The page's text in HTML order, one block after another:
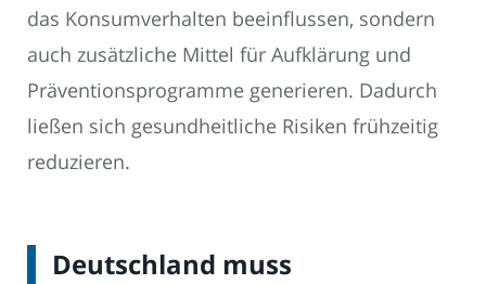
das Konsumverhalten beeinflussen, sondern
auch zusätzliche Mittel für Aufklärung und
Präventionsprogramme generieren. Dadurch
ließen sich gesundheitliche Risiken frühzeitig
reduzieren.
Deutschland muss